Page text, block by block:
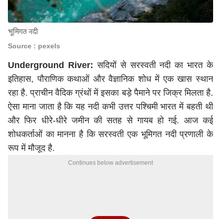
भूमिगत नदी
Source : pexels
Underground River: सदियों से सरस्वती नदी का भारत के
इतिहास, पौराणिक कथाओं और वैज्ञानिक शोध में एक खास स्थान
रहा है. प्राचीन वैदिक ग्रंथों में इसका बड़े पैमाने पर जिक्र मिलता है.
ऐसा माना जाता है कि यह नदी कभी उत्तर पश्चिमी भारत में बहती थी
और फिर धीरे-धीरे जमीन की सतह से गायब हो गई. आज कई
शोधकर्ताओं का मानना है कि सरस्वती एक भूमिगत नदी प्रणाली के
रूप में मौजूद है.
Continues below advertisement